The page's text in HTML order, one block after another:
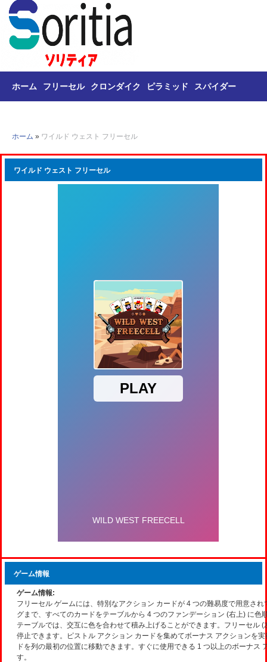
ホーム フリーセル クロンダイク ピラミッド スパイダー
ホーム » ワイルド ウェスト フリーセル
ワイルド ウェスト フリーセル
ゲーム情報
ゲーム情報:
フリーセル ゲームには、特別なアクション カードが 4 つの難易度で用意さ
グまで、すべてのカードをテーブルから 4 つのファンデーション (右上) に色
テーブルでは、交互に色を合わせて積み上げることができます。フリーセル
停止できます。ピストル アクション カードを集めてボーナス アクションを
ドを列の最初の位置に移動できます。すぐに使用できる 1 つ以上のボーナス
す。